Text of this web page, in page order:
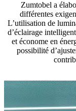
Zumtobel a
différentes
L’utilisation de
d’éclairage
et économe en
possibilité